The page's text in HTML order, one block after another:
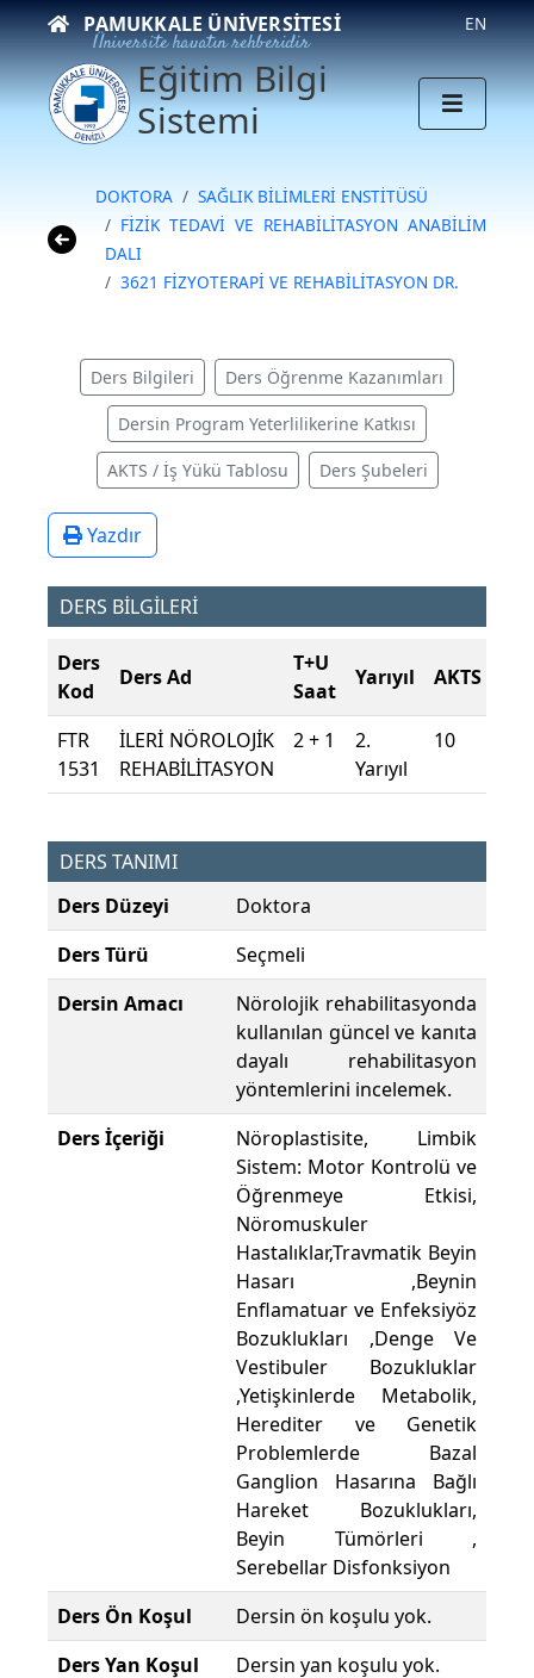
PAMUKKALE ÜNIVERSITESI
Üniversite hayatın rehberidir
EN
Eğitim Bilgi
Sistemi
DOKTORA
SAĞLIK BİLİMLERİ ENSTİTÜSÜ
FİZİK TEDAVİ VE REHABİLİTASYON ANABİLİM
DALI
3621 FİZYOTERAPİ VE REHABİLİTASYON DR.
Ders Bilgileri Ders Öğrenme Kazanımları
Dersin Program Yeterlilikerine Katkısı
AKTS / İş Yükü Tablosu Ders Şubeleri
Yazdır
DERS BİLGİLERİ
Ders
Kod
Ders Ad
T+U
Saat
Yarıyıl AKTS
FTR
1531
İLERİ NÖROLOJİK
REHABİLİTASYON
2 + 1
2.
Yarıyıl
10
DERS TANIMI
Ders Düzeyi
Doktora
Ders Türü
Seçmeli
Dersin Amacı
Nörolojik rehabilitasyonda
kullanılan güncel ve kanıta
dayalı rehabilitasyon
yöntemlerini incelemek.
Ders İçeriği
Nöroplastisite, Limbik
Sistem: Motor Kontrolü ve
Öğrenmeye Etkisi,
Nöromuskuler
Hastalıklar,Travmatik Beyin
Hasarı ,Beynin
Enflamatuar ve Enfeksiyöz
Bozuklukları ,Denge Ve
Vestibuler Bozukluklar
,Yetişkinlerde Metabolik,
Herediter ve Genetik
Problemlerde Bazal
Ganglion Hasarına Bağlı
Hareket Bozuklukları,
Beyin Tümörleri ,
Serebellar Disfonksiyon
Ders Ön Koşul
Dersin ön koşulu yok.
Ders Yan Koşul
Dersin yan koşulu yok.